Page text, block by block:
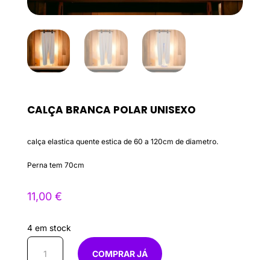
CALÇA BRANCA POLAR UNISEXO
calça elastica quente estica de 60 a 120cm de diametro.
Perna tem 70cm
11,00 €
4 em stock
Quantidade
COMPRAR JÁ